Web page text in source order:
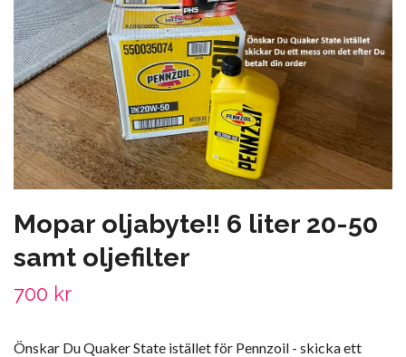
Mopar oljabyte!! 6 liter 20-50
samt oljefilter
700 kr
Önskar Du Quaker State istället för Pennzoil - skicka ett